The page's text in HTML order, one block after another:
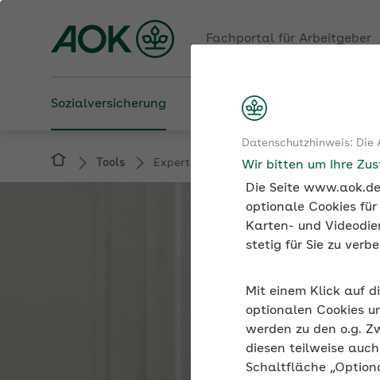
Datenschutzhinweis: Die
Wir bitten um Ihre
Die Seite
optionale Cookies
Karten- und
stetig für Sie zu
Mit einem Klick auf
optionalen Cookies
werden zu den o.g.
diesen teilweise
Schaltfläche
Fachportal für Arbeitgeber
Sozialversicherung Betriebliche Gesundheit
Tools Expertenforum